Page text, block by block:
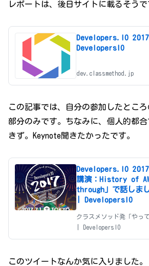
レポートは、後日サイトに載るそうで
Developers.IO
DevelopersIO
dev.classmethod.jp
この記事では、自分の参加したとこ
部分のみです。ちなみに、個人的都
きず。Keynote聞きたかったです。
Developers.IO
講演：History of
through」で話しま
| DevelopersIO
クラスメソッド発「やっ
| DevelopersIO
このツイートなんか気に入りました。